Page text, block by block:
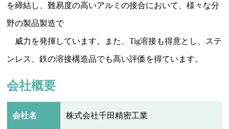
を締結し、難易度の高いアルミの接合において、様々な分
野の製品製造で
威力を発揮しています。また、Tig溶接も得意とし、ステ
ンレス、鉄の溶接構造品でも高い評価を得ています。
会社概要
会社名 株式会社千田精密工業